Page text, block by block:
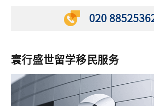
020
寰行盛世留学移民服务